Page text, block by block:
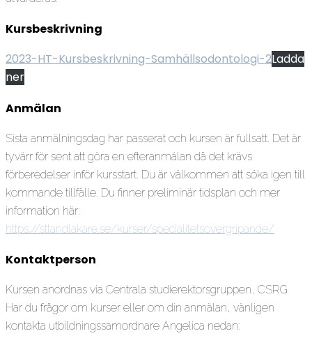
Kursbeskrivning
2023-HT-Kursbeskrivning-Samhällsodontologi-2Ladda
ner
Anmälan
Sista anmälningsdag har passerat och kursen är fullsatt. Det är
tyvärr för sent att göra en efteranmälan då det krävs
förberedelser inför kursstart. Du är välkommen att söka igen till
kommande tillfälle. Du finner preliminär tidsplan och mer
information här:
https://sttandlakare.se/kurser/specialitetsovergripande/
Kontaktperson
Kursen anordnas via Centrala studierektorsgruppen, CSRG
Har du frågor om kurser eller om din anmälan, vänligen
kontakta utbildningssamordnare Angelica nedan: